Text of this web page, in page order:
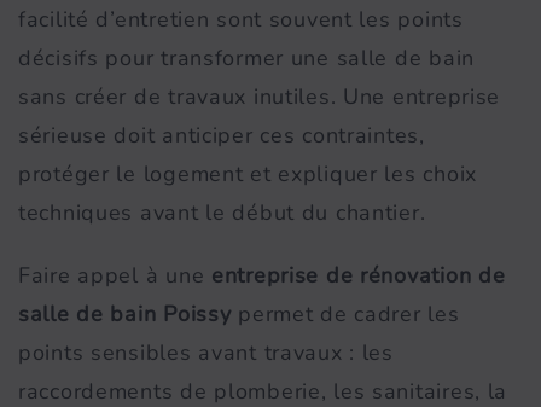
facilité d’entretien sont souvent les points
décisifs pour transformer une salle de bain
sans créer de travaux inutiles. Une entreprise
sérieuse doit anticiper ces contraintes,
protéger le logement et expliquer les choix
techniques avant le début du chantier.
Faire appel à une entreprise de rénovation de
salle de bain Poissy permet de cadrer les
points sensibles avant travaux : les
raccordements de plomberie, les sanitaires, la